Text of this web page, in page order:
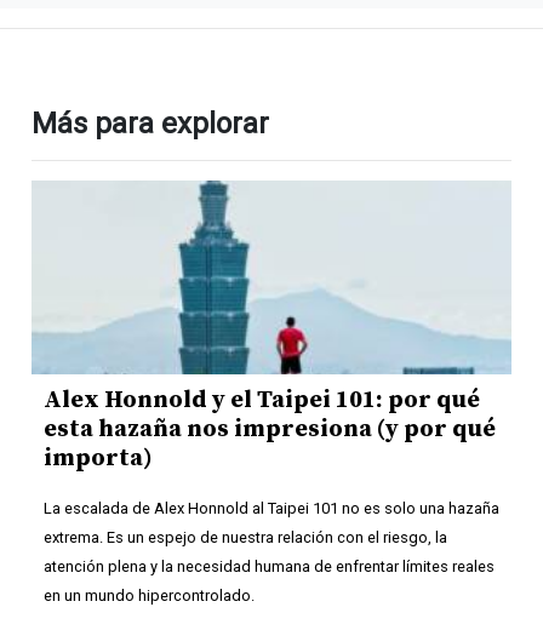
Más para explorar
Alex Honnold y el Taipei 101: por qué
esta hazaña nos impresiona (y por qué
importa)
La escalada de Alex Honnold al Taipei 101 no es solo una hazaña
extrema. Es un espejo de nuestra relación con el riesgo, la
atención plena y la necesidad humana de enfrentar límites reales
en un mundo hipercontrolado.